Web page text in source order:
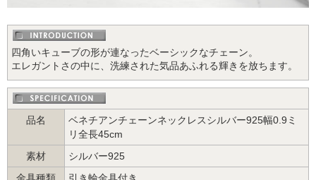
四角いキューブの形が連なったベーシックなチェーン。
エレガントさの中に、洗練された気品あふれる輝きを放ちます。
品名
ベネチアンチェーンネックレスシルバー925幅0.9ミ
リ全長45cm
素材
シルバー925